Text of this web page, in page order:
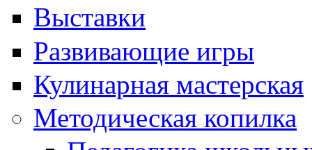
Выставки
Развивающие игры
Кулинарная мастерская
Методическая копилка